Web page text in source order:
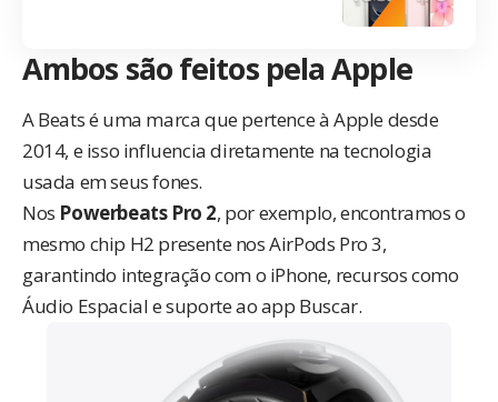
Ambos são feitos pela Apple
A Beats é uma marca que pertence à Apple desde
2014, e isso influencia diretamente na tecnologia
usada em seus fones.
Nos Powerbeats Pro 2, por exemplo, encontramos o
mesmo chip H2 presente nos AirPods Pro 3,
garantindo integração com o iPhone, recursos como
Áudio Espacial e suporte ao app Buscar.